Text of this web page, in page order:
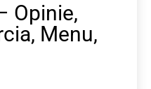
Opinie,
Menu,